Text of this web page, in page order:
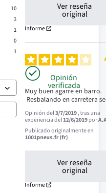
10
3
1
0
1
Ver reseña
original
Informe
Opinión
verificada
Muy buen agarre en barro.
Resbalando en carretera
Opinión del3/7/2019, tras una
experiencia del12/6/2019por
Publicado originalmente en
1001pneus.fr (fr)
Ver reseña
original
Informe